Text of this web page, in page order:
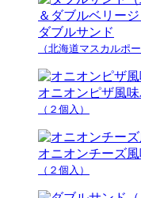
ダブルサンド
（北海道マスカルポ
オニオンピザ風
（２個入）
オニオンチーズ
（２個入）